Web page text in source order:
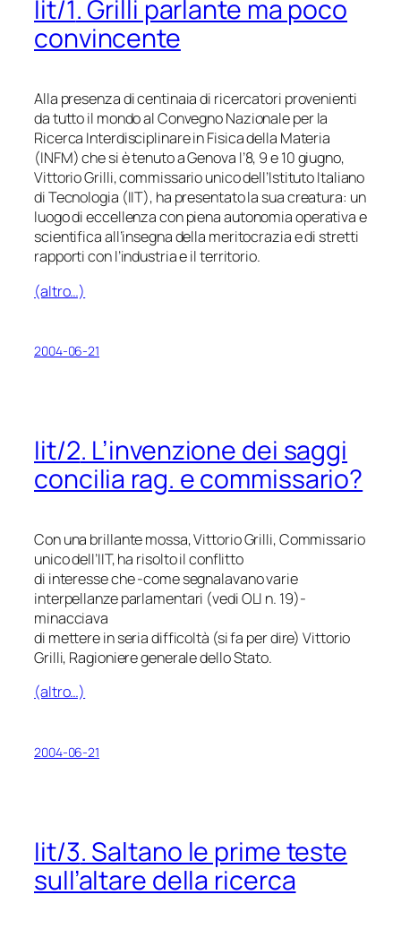
Iit/1. Grilli parlante ma poco
convincente
Alla presenza di centinaia di ricercatori provenienti
da tutto il mondo al Convegno Nazionale per la
Ricerca Interdisciplinare in Fisica della Materia
(INFM) che si è tenuto a Genova l’8, 9 e 10 giugno,
Vittorio Grilli, commissario unico dell’Istituto Italiano
di Tecnologia (IIT), ha presentato la sua creatura: un
luogo di eccellenza con piena autonomia operativa e
scientifica all’insegna della meritocrazia e di stretti
rapporti con l’industria e il territorio.
(altro…)
2004-06-21
Iit/2. L’invenzione dei saggi
concilia rag. e commissario?
Con una brillante mossa, Vittorio Grilli, Commissario
unico dell’IIT, ha risolto il conflitto
di interesse che -come segnalavano varie
interpellanze parlamentari (vedi OLI n. 19)-
minacciava
di mettere in seria difficoltà (si fa per dire) Vittorio
Grilli, Ragioniere generale dello Stato.
(altro…)
2004-06-21
Iit/3. Saltano le prime teste
sull’altare della ricerca